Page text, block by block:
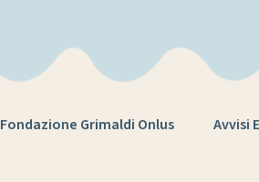
Fondazione Grimaldi Onlus Avvisi